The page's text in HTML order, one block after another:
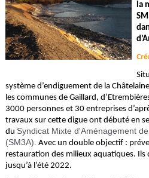
la
système d’endiguement de la
les communes de Gaillard,
3000 personnes et 30 entreprises
travaux sur cette digue ont débuté en
du Syndicat Mixte d'Aménagement
(SM3A). Avec un double objectif :
restauration des milieux aquatiques.
jusqu’à l’été 2022.